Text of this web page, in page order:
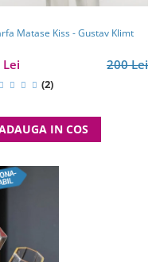
Matase Kiss - Gustav Klimt
200 Lei
(2)
IN COS